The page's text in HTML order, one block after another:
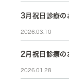
3月祝日診療の
2026.03.10
2月祝日診療の
2026.01.28